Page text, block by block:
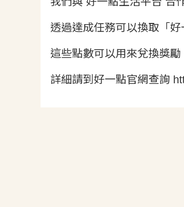
透過達成任務可以換取「
這些點數可以用來兌換獎勵
詳細請到好一點官網查詢